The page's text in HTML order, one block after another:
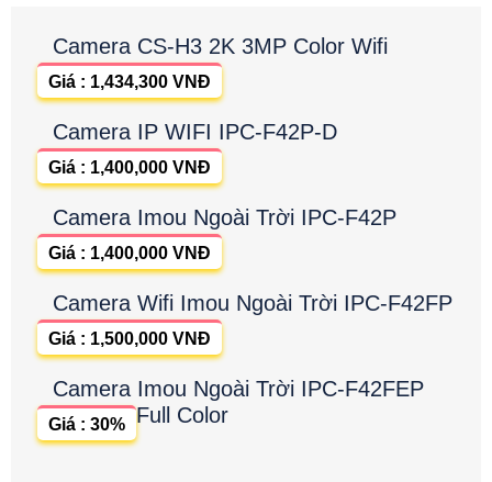
Camera CS-H3 2K 3MP Color Wifi
Giá : 1,434,300 VNĐ
Camera IP WIFI IPC-F42P-D
Giá : 1,400,000 VNĐ
Camera Imou Ngoài Trời IPC-F42P
Giá : 1,400,000 VNĐ
Camera Wifi Imou Ngoài Trời IPC-F42FP
Giá : 1,500,000 VNĐ
Camera Imou Ngoài Trời IPC-F42FEP
Full Color
Giá : 30%